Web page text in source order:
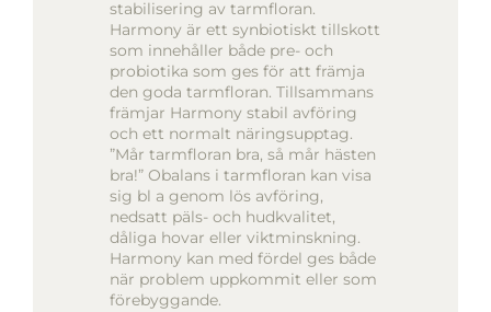
stabilisering av tarmfloran.
Harmony är ett synbiotiskt tillskott
som innehåller både pre- och
probiotika som ges för att främja
den goda tarmfloran. Tillsammans
främjar Harmony stabil avföring
och ett normalt näringsupptag.
”Mår tarmfloran bra, så mår hästen
bra!” Obalans i tarmfloran kan visa
sig bl a genom lös avföring,
nedsatt päls- och hudkvalitet,
dåliga hovar eller viktminskning.
Harmony kan med fördel ges både
när problem uppkommit eller som
förebyggande.